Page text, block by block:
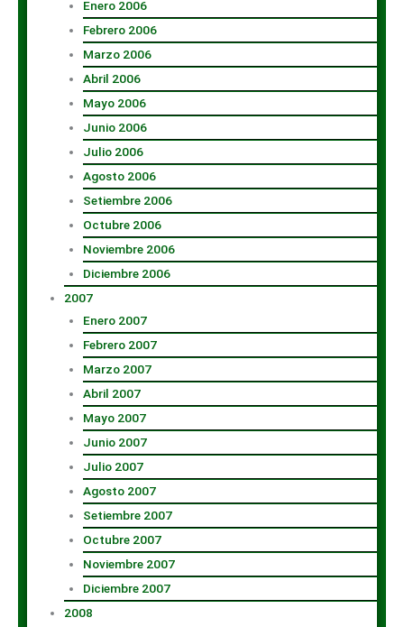
Enero 2006
Febrero 2006
Marzo 2006
Abril 2006
Mayo 2006
Junio 2006
Julio 2006
Agosto 2006
Setiembre 2006
Octubre 2006
Noviembre 2006
Diciembre 2006
2007
Enero 2007
Febrero 2007
Marzo 2007
Abril 2007
Mayo 2007
Junio 2007
Julio 2007
Agosto 2007
Setiembre 2007
Octubre 2007
Noviembre 2007
Diciembre 2007
2008